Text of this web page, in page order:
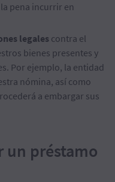
pena incurrir en
legalescontra el
bienes presentes y
Por ejemplo, la entidad
nómina, así como
a embargar sus
un préstamo